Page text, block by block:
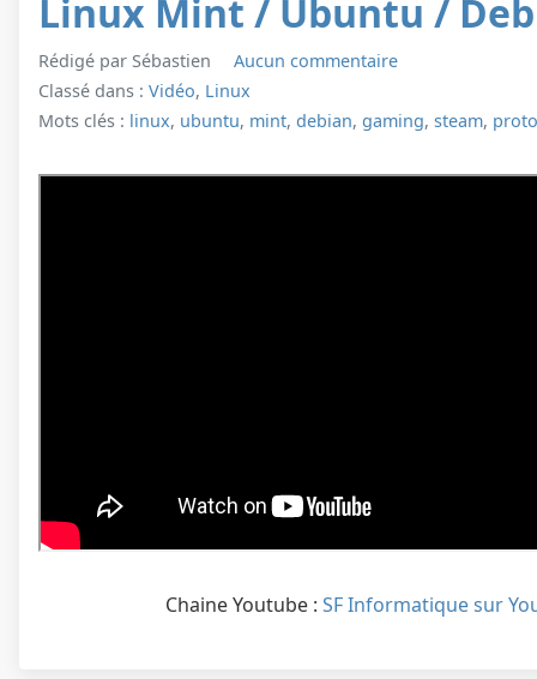
Linux Mint / Ubuntu /
Rédigé par Sébastien
Aucun commentaire
Classé dans : Vidéo, Linux
Mots clés : linux, ubuntu, mint, debian, gaming, steam,
Chaine Youtube : SF Informatique sur